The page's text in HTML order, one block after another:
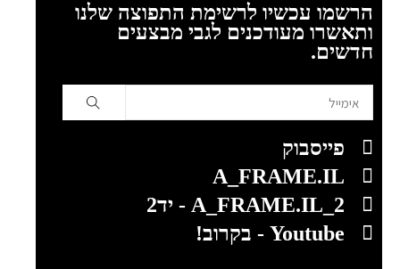
הרשמו עכשיו לרשימת התפוצה שלנו
ותאשרו מעודכנים לגבי מבצעים
חדשים.
פייסבוק
A_FRAME.IL
A_FRAME.IL_2 - יד2
Youtube - בקרוב!